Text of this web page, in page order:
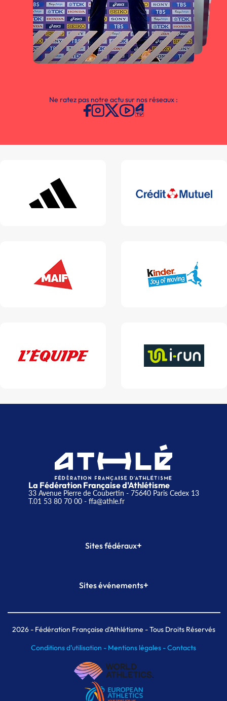
Ne ratez pas notre actu sur nos réseaux :
La Fédération Française d'Athlétisme
33 Avenue Pierre de Coubertin - 75640 Paris Cedex 13
T.01 53 80 70 00- ffa@athle.fr
Sites fédéraux+
Plateforme Formation
Sites événements+
Meeting de Paris indoor
MAIF Ekiden de Paris
2026- Fédération Française d'Athlétisme - Tous Droits Réservés
Conditions d'utilisation - Mentions légales -Contacts